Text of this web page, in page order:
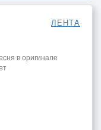
ЛЕНТА
в оригинале